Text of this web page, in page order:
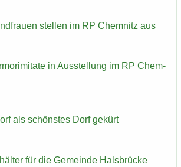
stel­len im RP Chem­nitz aus
in Aus­stel­lung im RP Chem­
als schöns­tes Dorf ge­kürt
für die Ge­mein­de Hals­brü­cke